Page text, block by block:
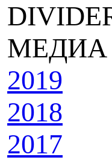
МЕДИА
2019
2018
2017